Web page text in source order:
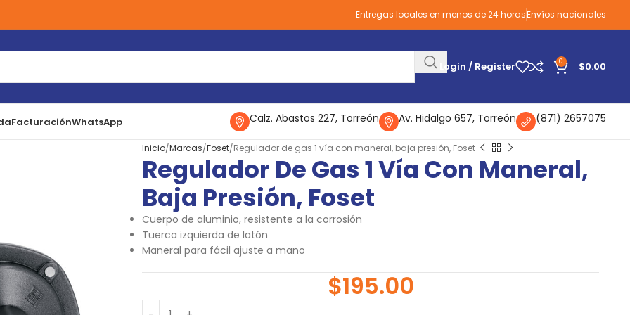
Entregas locales en menos de 24 horasEnvíos nacionales
Login / Register 0 $0.00
FacturaciónWhatsApp Calz. Abastos 227, Torreón Av. Hidalgo 657, Torreón (871) 2657075
Inicio Marcas Foset Regulador de gas 1 vía con maneral, baja presión, Foset
Regulador De Gas 1 Vía Con Maneral,
Baja Presión, Foset
Cuerpo de aluminio, resistente a la corrosión
Tuerca izquierda de latón
Maneral para fácil ajuste a mano
$195.00